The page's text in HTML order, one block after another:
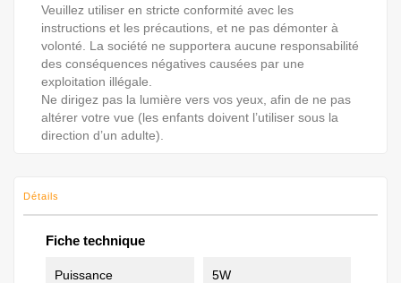
Veuillez utiliser en stricte conformité avec les
instructions et les précautions, et ne pas démonter à
volonté. La société ne supportera aucune responsabilité
des conséquences négatives causées par une
exploitation illégale.
Ne dirigez pas la lumière vers vos yeux, afin de ne pas
altérer votre vue (les enfants doivent l’utiliser sous la
direction d’un adulte).
Détails
Fiche technique
Puissance 5W